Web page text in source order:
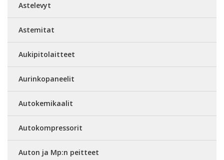
Astelevyt
Astemitat
Aukipitolaitteet
Aurinkopaneelit
Autokemikaalit
Autokompressorit
Auton ja Mp:n peitteet